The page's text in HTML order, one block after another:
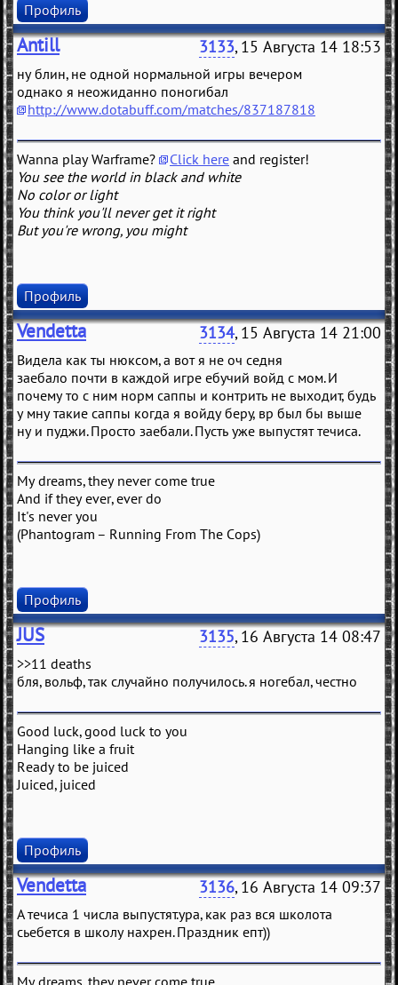
Профиль
Antill 3133, 15 Августа 14 18:53
ну блин, не одной нормальной игры вечером
однако я неожиданно поногибал
http://www.dotabuff.com/matches/837187818
Wanna play Warframe? Click here and register!
You see the world in black and white
No color or light
You think you'll never get it right
But you're wrong, you might
Профиль
Vendetta 3134, 15 Августа 14 21:00
Видела как ты нюксом, а вот я не оч седня
заебало почти в каждой игре ебучий войд с мом. И
почему то с ним норм саппы и контрить не выходит, будь
у мну такие саппы когда я войду беру, вр был бы выше
ну и пуджи. Просто заебали. Пусть уже выпустят течиса.
My dreams, they never come true
And if they ever, ever do
It's never you
(Phantogram – Running From The Cops)
Профиль
JUS 3135, 16 Августа 14 08:47
>>11 deaths
бля, вольф, так случайно получилось. я ногебал, честно
Good luck, good luck to you
Hanging like a fruit
Ready to be juiced
Juiced, juiced
Профиль
Vendetta 3136, 16 Августа 14 09:37
А течиса 1 числа выпустят.ура, как раз вся школота
сьебется в школу нахрен. Праздник епт))